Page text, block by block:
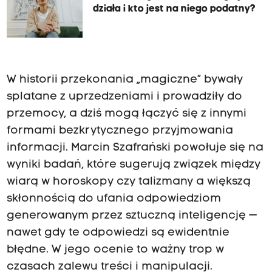
działa i kto jest na niego podatny?
W historii przekonania „magiczne” bywały
splatane z uprzedzeniami i prowadziły do
przemocy, a dziś mogą łączyć się z innymi
formami bezkrytycznego przyjmowania
informacji. Marcin Szafrański powołuje się na
wyniki badań, które sugerują związek między
wiarą w horoskopy czy talizmany a większą
skłonnością do ufania odpowiedziom
generowanym przez sztuczną inteligencję —
nawet gdy te odpowiedzi są ewidentnie
błędne. W jego ocenie to ważny trop w
czasach zalewu treści i manipulacji.